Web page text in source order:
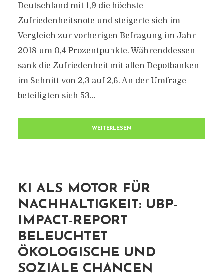
Deutschland mit 1,9 die höchste
Zufriedenheitsnote und steigerte sich im
Vergleich zur vorherigen Befragung im Jahr
2018 um 0,4 Prozentpunkte. Währenddessen
sank die Zufriedenheit mit allen Depotbanken
im Schnitt von 2,3 auf 2,6. An der Umfrage
beteiligten sich 53...
WEITERLESEN
KI ALS MOTOR FÜR
NACHHALTIGKEIT: UBP-
IMPACT-REPORT
BELEUCHTET
ÖKOLOGISCHE UND
SOZIALE CHANCEN